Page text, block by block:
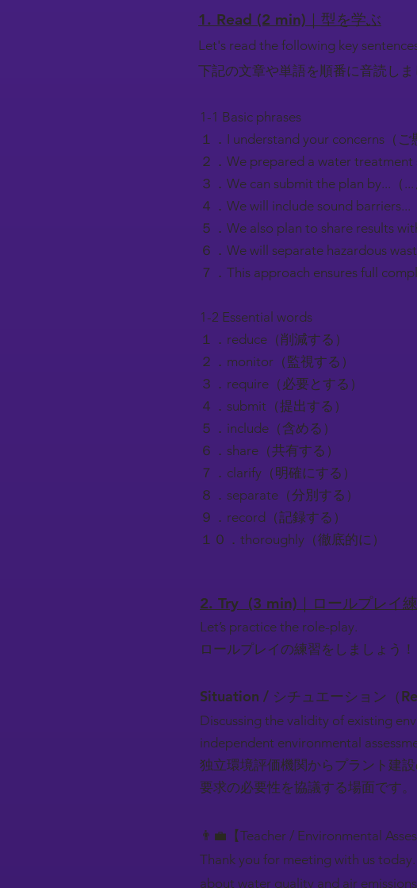
1. Read (2 min)｜型を学ぶ
Let's read the following key
下記の文章や単語を順番に音読しま
1-1 Basic phrases
１．I understand your concerns（ご
２．We prepared a water
３．We can submit the plan by...（
４．We will include sound barriers...
５．We also plan to share results
６．We will separate hazardous
７．This approach ensures full
1-2 Essential words
１．reduce（削減する）
２．monitor（監視する）
３．require（必要とする）
４．submit（提出する）
５．include（含める）
６．share（共有する）
７．clarify（明確にする）
８．separate（分別する）
９．record（記録する）
１０．thoroughly（徹底的に）
2. Try (3 min)｜ロールプレイ
Let’s practice the role-play.
ロールプレイの練習をしましょう！
Situation / シチュエーション（
Discussing the validity of existing
independent environmental
独立環境評価機関からプラント建
要求の必要性を協議する場面です。
👨‍💼【Teacher / Environmental
Thank you for meeting with us
about water quality and air